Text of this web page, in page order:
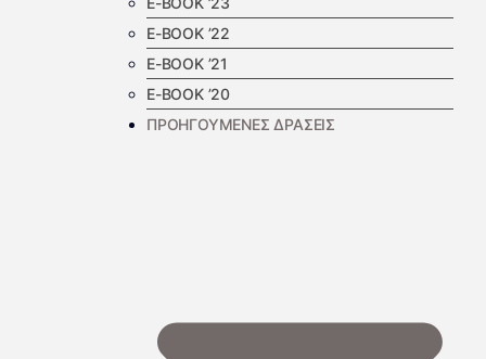
E-BOOK ’22
E-BOOK ’21
E-BOOK ’20
ΠΡΟΗΓΟΥΜΕΝΕΣ ΔΡΑΣΕΙΣ